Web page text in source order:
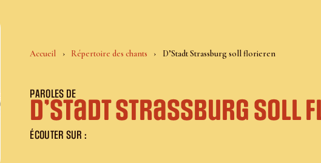
Accueil Répertoire des chants D’Stadt Strassburg soll florieren
PAROLES DE
D’Stadt Strassburg soll
ÉCOUTER SUR :